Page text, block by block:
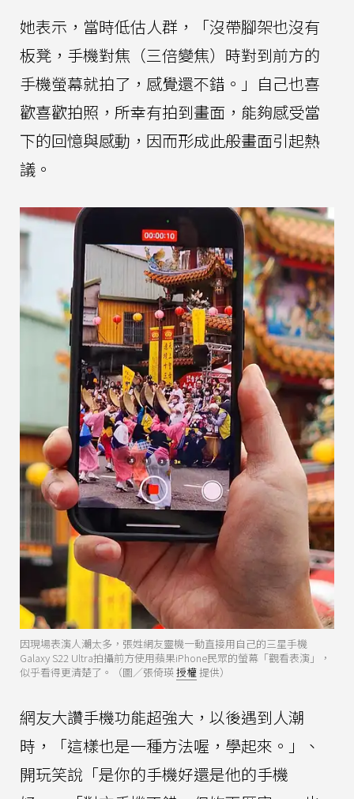
她表示，當時低估人群，「沒帶腳架也沒有
板凳，手機對焦（三倍變焦）時對到前方的
手機螢幕就拍了，感覺還不錯。」自己也喜
歡喜歡拍照，所幸有拍到畫面，能夠感受當
下的回憶與感動，因而形成此般畫面引起熱
議。
因現場表演人潮太多，張姓網友靈機一動直接用自己的三星手機
Galaxy S22 Ultra拍攝前方使用蘋果iPhone民眾的螢幕「觀看表演」，
似乎看得更清楚了。（圖／張倚瑛授權提供）
網友大讚手機功能超強大，以後遇到人潮
時，「這樣也是一種方法喔，學起來。」、
開玩笑說「是你的手機好還是他的手機